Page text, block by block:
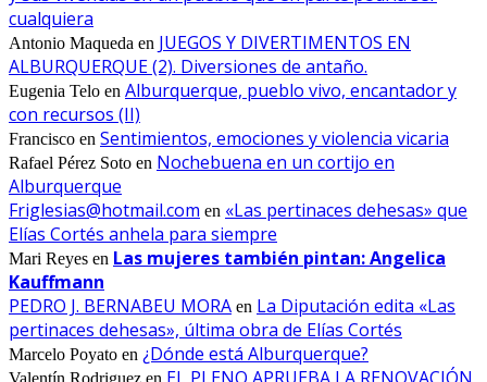
cualquiera
Antonio Maqueda en JUEGOS Y DIVERTIMENTOS EN
ALBURQUERQUE (2). Diversiones de antaño.
Eugenia Telo en Alburquerque, pueblo vivo, encantador y
con recursos (II)
Francisco en Sentimientos, emociones y violencia vicaria
Rafael Pérez Soto en Nochebuena en un cortijo en
Alburquerque
Friglesias@hotmail.com en «Las pertinaces dehesas» que
Elías Cortés anhela para siempre
Mari Reyes en Las mujeres también pintan: Angelica
Kauffmann
PEDRO J. BERNABEU MORA en La Diputación edita «Las
pertinaces dehesas», última obra de Elías Cortés
Marcelo Poyato en ¿Dónde está Alburquerque?
Valentín Rodriguez en